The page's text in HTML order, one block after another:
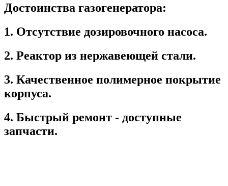
Достоинства газогенератора:
1. Отсутствие дозировочного насоса.
2. Реактор из нержавеющей стали.
3. Качественное полимерное покрытие
корпуса.
4. Быстрый ремонт - доступные
запчасти.